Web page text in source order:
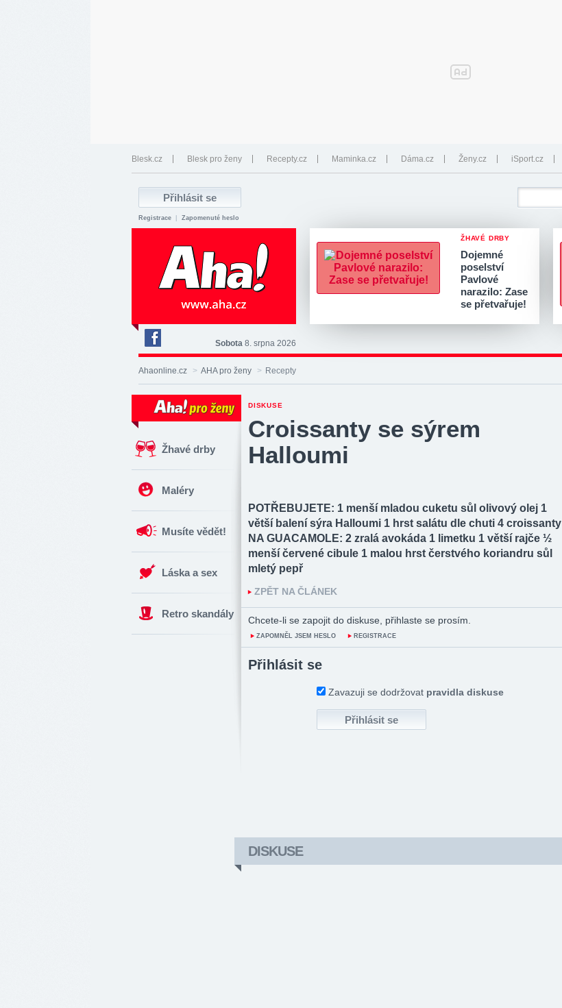
Blesk.cz Blesk pro ženy Recepty.cz Maminka.cz Dáma.cz Ženy.cz iSport.cz
Registrace Zapomenuté heslo
ŽHAVÉ DRBY
Dojemné
poselství
Pavlové
narazilo: Zase
se přetvařuje!
Deník
Aha!
na
Sobota 8. srpna 2026
Ahaonline.cz > AHA pro ženy > Recepty
Žhavé drby
Maléry
Musíte vědět!
Láska a sex
Retro skandály
DISKUSE
Croissanty se sýrem
Halloumi
POTŘEBUJETE: 1 menší mladou cuketu sůl olivový olej 1
větší balení sýra Halloumi 1 hrst salátu dle chuti 4 croissanty
NA GUACAMOLE: 2 zralá avokáda 1 limetku 1 větší rajče ½
menší červené cibule 1 malou hrst čerstvého koriandru sůl
mletý pepř
ZPĚT NA ČLÁNEK
Chcete-li se zapojit do diskuse, přihlaste se prosím.
ZAPOMNĚL JSEM HESLO REGISTRACE
Přihlásit se
Zavazuji se dodržovat pravidla diskuse
DISKUSE